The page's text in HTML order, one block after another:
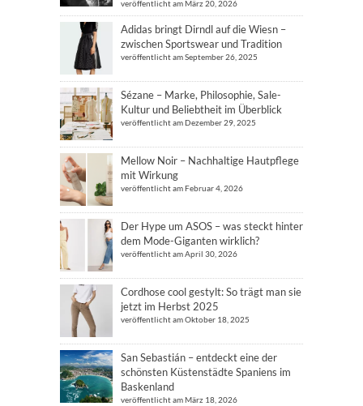
veröffentlicht am März 20, 2026
Adidas bringt Dirndl auf die Wiesn –
zwischen Sportswear und Tradition
veröffentlicht am September 26, 2025
Sézane – Marke, Philosophie, Sale-
Kultur und Beliebtheit im Überblick
veröffentlicht am Dezember 29, 2025
Mellow Noir – Nachhaltige Hautpflege
mit Wirkung
veröffentlicht am Februar 4, 2026
Der Hype um ASOS – was steckt hinter
dem Mode-Giganten wirklich?
veröffentlicht am April 30, 2026
Cordhose cool gestylt: So trägt man sie
jetzt im Herbst 2025
veröffentlicht am Oktober 18, 2025
San Sebastián – entdeckt eine der
schönsten Küstenstädte Spaniens im
Baskenland
veröffentlicht am März 18, 2026